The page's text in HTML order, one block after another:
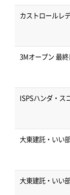
カストロールレ
3Mオープン 最
ISPSハンダ・ス
大東建託・いい
大東建託・いい